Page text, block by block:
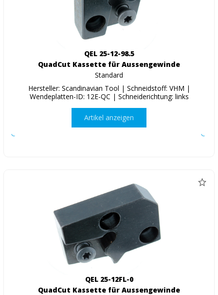
QEL 25-12-98.5
QuadCut Kassette für Aussengewinde
Standard
Hersteller: Scandinavian Tool | Schneidstoff: VHM |
Wendeplatten-ID: 12E-QC | Schneiderichtung: links
Artikel anzeigen
QEL 25-12FL-0
QuadCut Kassette für Aussengewinde